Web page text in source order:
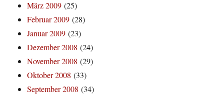
März 2009 (25)
Februar 2009 (28)
Januar 2009 (23)
Dezember 2008 (24)
November 2008 (29)
Oktober 2008 (33)
September 2008 (34)